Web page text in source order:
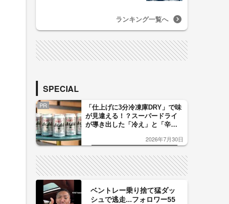
ランキング一覧へ
SPECIAL
PR
「仕上げに3分冷凍庫DRY」で味
が見違える！？スーパードライ
が導き出した「冷え」と「辛
した「辛口カーブ」が飲み頃の
2026年7月30日
ベントレー乗り捨て猛ダッ
シュで逃走...フォロワー55